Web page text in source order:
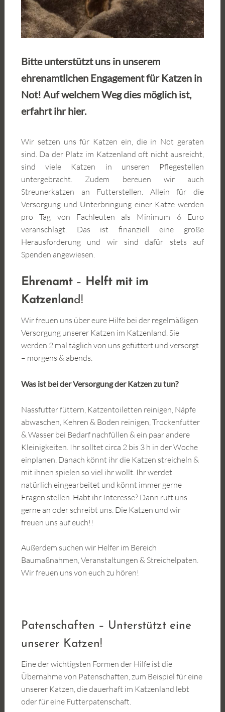
Bitte unterstützt uns in unserem
ehrenamtlichen Engagement für Katzen in
Not! Auf welchem Weg dies möglich ist,
erfahrt ihr hier.
Wir setzen uns für Katzen ein, die in Not geraten
sind. Da der Platz im Katzenland oft nicht ausreicht,
sind viele Katzen in unseren Pflegestellen
untergebracht. Zudem bereuen wir auch
Streunerkatzen an Futterstellen. Allein für die
Versorgung und Unterbringung einer Katze werden
pro Tag von Fachleuten als Minimum 6 Euro
veranschlagt. Das ist finanziell eine große
Herausforderung und wir sind dafür stets auf
Spenden angewiesen.
Ehrenamt– Helft mit im
Katzenland!
Wir freuen uns über eure Hilfe bei der regelmäßigen
Versorgung unserer Katzen im Katzenland. Sie
werden 2 mal täglich von uns gefüttert und versorgt
– morgens & abends.
Was ist bei der Versorgung der Katzen zu tun?
Nassfutter füttern, Katzentoiletten reinigen, Näpfe
abwaschen, Kehren & Boden reinigen, Trockenfutter
& Wasser bei Bedarf nachfüllen & ein paar andere
Kleinigkeiten. Ihr solltet circa 2 bis 3 h in der Woche
einplanen. Danach könnt ihr die Katzen streicheln &
mit ihnen spielen so viel ihr wollt. Ihr werdet
natürlich eingearbeitet und könnt immer gerne
Fragen stellen. Habt ihr Interesse? Dann ruft uns
gerne an oder schreibt uns. Die Katzen und wir
freuen uns auf euch!!
Außerdem suchen wir Helfer im Bereich
Baumaßnahmen, Veranstaltungen & Streichelpaten.
Wir freuen uns von euch zu hören!
Patenschaften – Unterstützt eine
unserer Katzen!
Eine der wichtigsten Formen der Hilfe ist die
Übernahme von Patenschaften, zum Beispiel für eine
unserer Katzen, die dauerhaft im Katzenland lebt
oder für eine Futterpatenschaft.